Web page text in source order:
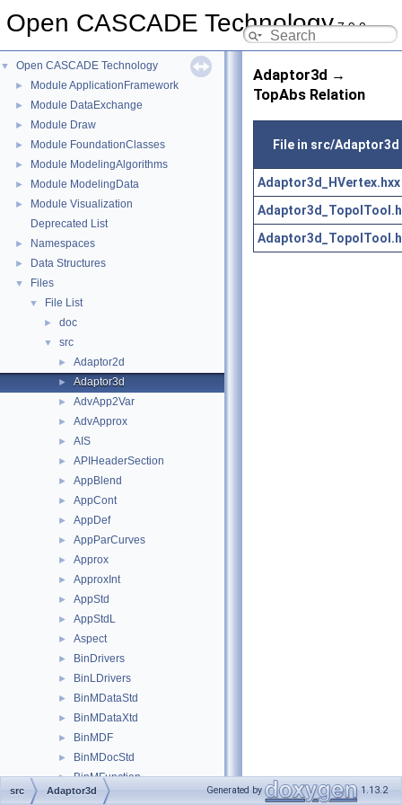
Open CASCADE Technology7.9.0
▼ Open CASCADE Technology
► Module ApplicationFramework
► Module DataExchange
► Module Draw
► Module FoundationClasses
► Module ModelingAlgorithms
► Module ModelingData
►
Module Visualization
Deprecated List
► Namespaces
► Data Structures
▼ Files
▼ File List
► doc
▼ src
► Adaptor2d
► Adaptor3d
► AdvApp2Var
► AdvApprox
► AIS
► APIHeaderSection
► AppBlend
► AppCont
► AppDef
► AppParCurves
► Approx
► ApproxInt
► AppStd
► AppStdL
► Aspect
► BinDrivers
► BinLDrivers
► BinMDataStd
► BinMDataXtd
► BinMDF
► BinMDocStd
► BinMFunction
► BinMNaming
Adaptor3d →
TopAbs Relation
File in src/Adaptor3d
Adaptor3d_HVertex.hxx
src Adaptor3d Generated by 1.13.2